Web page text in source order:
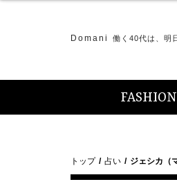
Domani 働く40代は、明
FASHION
トップ 占い ジェシカ（